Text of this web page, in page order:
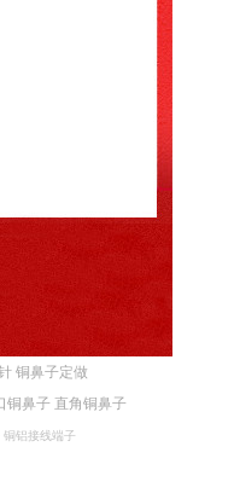
铜鼻子定做
铜鼻子 直角铜鼻子
铜铝接线端子